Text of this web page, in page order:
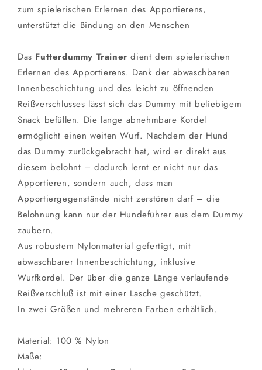
zum spielerischen Erlernen des Apportierens,
unterstützt die Bindung an den Menschen
Das Futterdummy Trainerdient dem spielerischen
Erlernen des Apportierens. Dank der abwaschbaren
Innenbeschichtung und des leicht zu öffnenden
Reißverschlusses lässt sich das Dummy mit beliebigem
Snack befüllen. Die lange abnehmbare Kordel
ermöglicht einen weiten Wurf. Nachdem der Hund
das Dummy zurückgebracht hat, wird er direkt aus
diesem belohnt – dadurch lernt er nicht nur das
Apportieren, sondern auch, dass man
Apportiergegenstände nicht zerstören darf – die
Belohnung kann nur der Hundeführer aus dem Dummy
zaubern.
Aus robustem Nylonmaterial gefertigt, mit
abwaschbarer Innenbeschichtung, inklusive
Wurfkordel. Der über die ganze Länge verlaufende
Reißverschluß ist mit einer Lasche geschützt.
In zwei Größen und mehreren Farben erhältlich.
Material: 100 % Nylon
Maße: